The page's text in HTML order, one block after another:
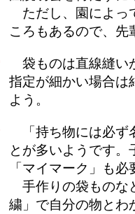
ただし、園によっ
ころもあるので、先
袋ものは直線縫い
指定が細かい場合は
よう。
「持ち物には必ず
とが多いようです
「マイマーク」も
手作りの袋ものな
繍」で自分の物とわ